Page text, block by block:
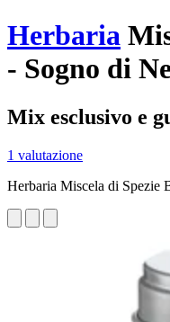
Herbaria
- Sogno di
Mix esclusivo e
1 valutazione
Herbaria Miscela di Spezie